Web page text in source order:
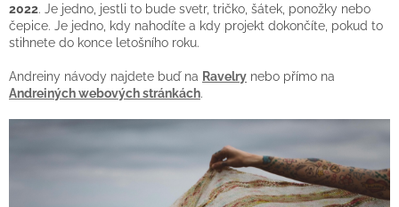
2022. Je jedno, jestli to bude svetr, tričko, šátek, ponožky nebo
čepice. Je jedno, kdy nahodíte a kdy projekt dokončíte, pokud to
stihnete do konce letošního roku.
Andreiny návody najdete buď na Ravelry nebo přímo na
Andreiných webových stránkách.